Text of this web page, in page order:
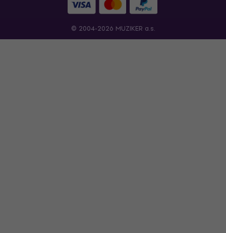
© 2004-2026 MUZIKER a.s.